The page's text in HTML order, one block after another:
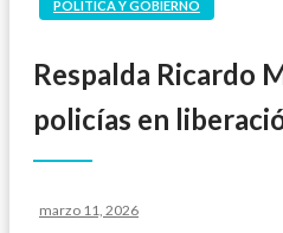
POLÍTICA Y GOBIERNO
Respalda Ricardo
policías en
Publicado
marzo 11, 2026